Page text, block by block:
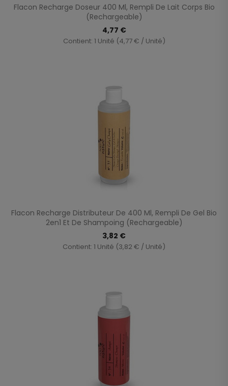
Flacon Recharge Doseur 400 Ml, Rempli De Lait Corps Bio
(rechargeable)
4,77 €
Contient: 1 Unité (4,77 € / Unité)
Flacon Recharge Distributeur De 400 Ml, Rempli De Gel Bio
2en1 Et De Shampoing (rechargeable)
3,82 €
Contient: 1 Unité (3,82 € / Unité)